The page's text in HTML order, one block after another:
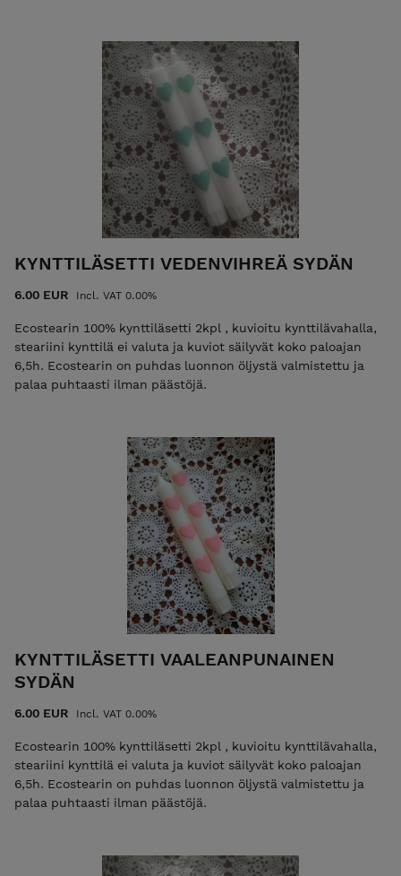
KYNTTILÄSETTI VEDENVIHREÄ SYDÄN
6.00 EUR Incl. VAT 0.00%
Ecostearin 100% kynttiläsetti 2kpl , kuvioitu kynttilävahalla,
steariini kynttilä ei valuta ja kuviot säilyvät koko paloajan
6,5h. Ecostearin on puhdas luonnon öljystä valmistettu ja
palaa puhtaasti ilman päästöjä.
KYNTTILÄSETTI VAALEANPUNAINEN
SYDÄN
6.00 EUR Incl. VAT 0.00%
Ecostearin 100% kynttiläsetti 2kpl , kuvioitu kynttilävahalla,
steariini kynttilä ei valuta ja kuviot säilyvät koko paloajan
6,5h. Ecostearin on puhdas luonnon öljystä valmistettu ja
palaa puhtaasti ilman päästöjä.